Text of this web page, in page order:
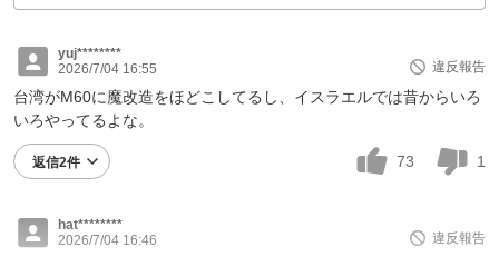
yuj********
2026/7/04 16:55
違反報告
台湾がM60に魔改造をほどこしてるし、イスラエルでは昔からいろ
いろやってるよな。
返信2件 73 1
hat********
2026/7/04 16:46
違反報告